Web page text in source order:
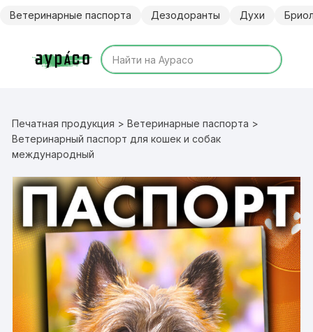
Ветеринарные паспорта Дезодоранты Духи
Печатная продукция >Ветеринарные паспорта >
Ветеринарный паспорт для кошек и собак
международный